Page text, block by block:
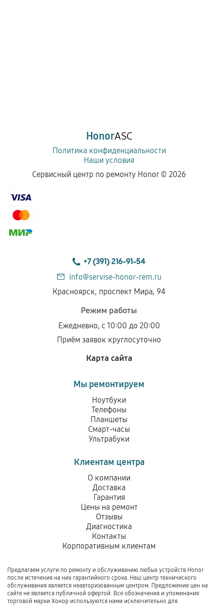
HonorASC
Политика конфиденциальности
Наши условия
Сервисный центр по ремонту Honor © 2026
+7 (391) 216-91-54
info@servise-honor-rem.ru
Красноярск, проспект Мира, 94
Режим работы
Ежедневно, с 10:00 до 20:00
Приём заявок круглосуточно
Карта сайта
Мы ремонтируем
Ноутбуки
Телефоны
Планшеты
Смарт-часы
Ультрабуки
Клиентам центра
О компании
Доставка
Гарантия
Цены на ремонт
Отзывы
Диагностика
Контакты
Корпоративным клиентам
Предлагаем услуги по ремонту и обслуживанию любых устройств Honor
после истечения на них гарантийного срока. Наш центр технического
обслуживания является неавторизованным центром. Предложение цен на
сайте не является публичной офертой. Все обозначения и упоминания
торговой марки Хонор используются нами исключительно для